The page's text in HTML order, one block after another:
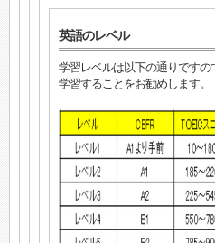
英語のレベル
学習レベルは以下の通りです
学習することをお勧めします。